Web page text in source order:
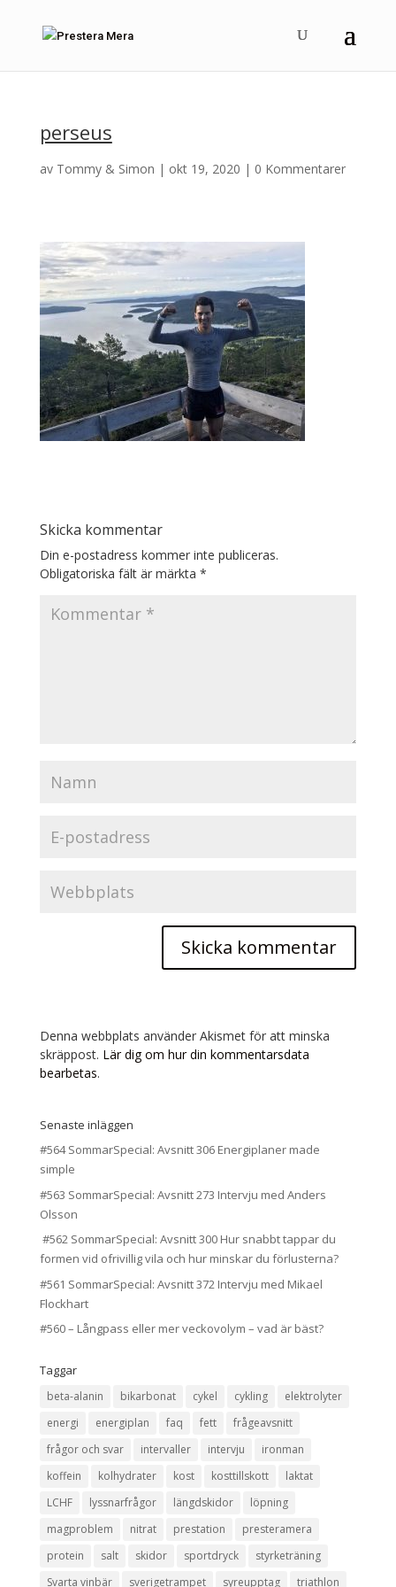
perseus
av Tommy & Simon | okt 19, 2020 | 0 Kommentarer
Skicka kommentar
Din e-postadress kommer inte publiceras.
Obligatoriska fält är märkta *
Denna webbplats använder Akismet för att minska
skräppost. Lär dig om hur din kommentarsdata
bearbetas.
Senaste inläggen
#564 SommarSpecial: Avsnitt 306 Energiplaner made
simple
#563 SommarSpecial: Avsnitt 273 Intervju med Anders
Olsson
#562 SommarSpecial: Avsnitt 300 Hur snabbt tappar du
formen vid ofrivillig vila och hur minskar du förlusterna?
#561 SommarSpecial: Avsnitt 372 Intervju med Mikael
Flockhart
#560 – Långpass eller mer veckovolym – vad är bäst?
Taggar
beta-alanin bikarbonat cykel cykling
elektrolyter
energi
energiplan faq fett
frågeavsnitt
frågor och svar
intervaller intervju
ironman
koffein
kolhydrater kost kosttillskott
laktat
LCHF
lyssnarfrågor längdskidor
löpning
magproblem
nitrat prestation
presteramera
protein
salt skidor sportdryck
styrketräning
Svarta vinbär
sverigetrampet syreupptag triathlon